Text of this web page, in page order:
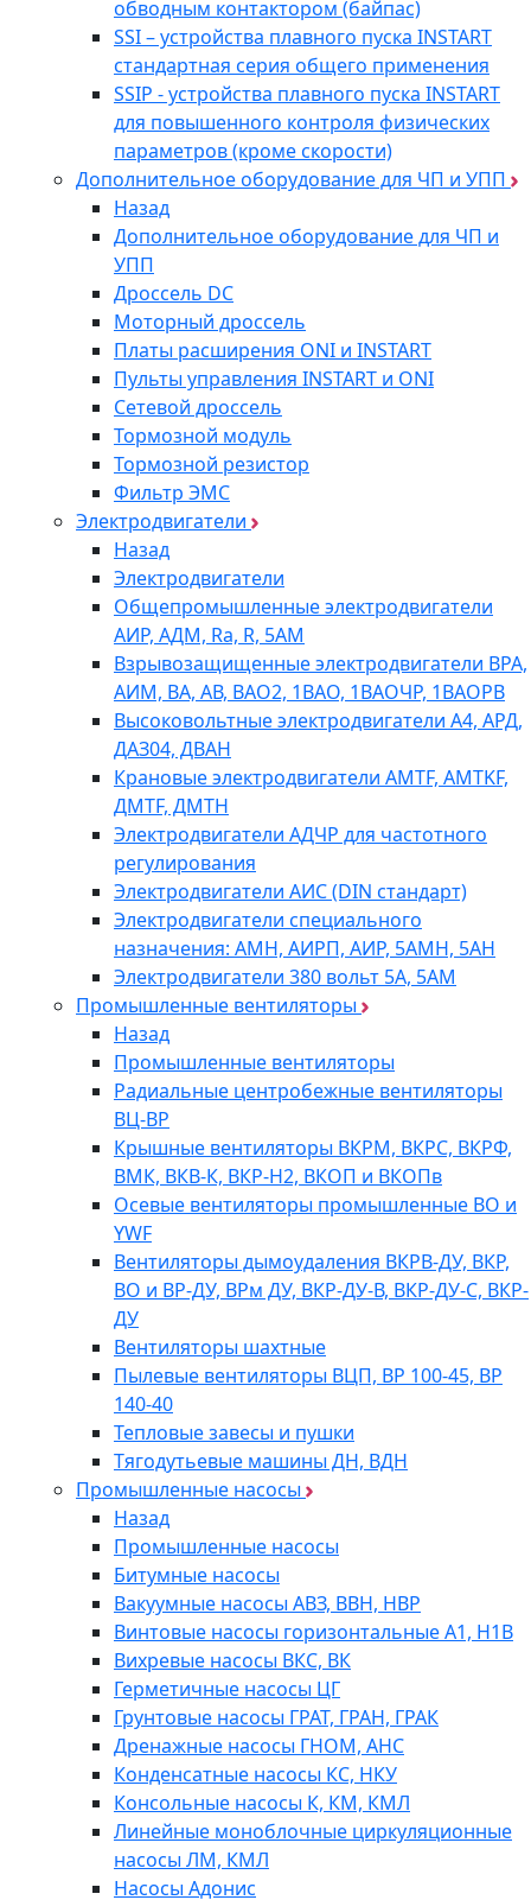
обводным контактором (байпас)
SSI – устройства плавного пуска INSTART
стандартная серия общего применения
SSIP - устройства плавного пуска INSTART
для повышенного контроля физических
параметров (кроме скорости)
Дополнительное оборудование для ЧП и УПП
Назад
Дополнительное оборудование для ЧП и
УПП
Дроссель DC
Моторный дроссель
Платы расширения ONI и INSTART
Пульты управления INSTART и ONI
Сетевой дроссель
Тормозной модуль
Тормозной резистор
Фильтр ЭМС
Электродвигатели
Назад
Электродвигатели
Общепромышленные электродвигатели
АИР, АДМ, Ra, R, 5AM
Взрывозащищенные электродвигатели ВРА,
АИМ, ВА, АВ, ВАO2, 1ВАО, 1ВАОЧР, 1ВАОРВ
Высоковольтные электродвигатели A4, АРД,
ДАЗ04, ДВАН
Крановые электродвигатели AMTF, AMTKF,
ДMTF, ДМТН
Электродвигатели АДЧР для частотного
регулирования
Электродвигатели АИС (DIN стандарт)
Электродвигатели специального
назначения: АМН, АИРП, АИР, 5АМН, 5АН
Электродвигатели 380 вольт 5А, 5АМ
Промышленные вентиляторы
Назад
Промышленные вентиляторы
Радиальные центробежные вентиляторы
ВЦ-ВР
Крышные вентиляторы ВКРМ, ВКРС, ВКРФ,
ВМК, ВКВ-К, ВКР-Н2, ВКОП и ВКОПв
Осевые вентиляторы промышленные ВО и
YWF
Вентиляторы дымоудаления ВКРВ-ДУ, ВКР,
ВО и ВР-ДУ, ВРм ДУ, ВКР-ДУ-В, ВКР-ДУ-С, ВКР-
ДУ
Вентиляторы шахтные
Пылевые вентиляторы ВЦП, ВР 100-45, ВР
140-40
Тепловые завесы и пушки
Тягодутьевые машины ДН, ВДН
Промышленные насосы
Назад
Промышленные насосы
Битумные насосы
Вакуумные насосы АВЗ, ВВН, НВР
Винтовые насосы горизонтальные А1, Н1В
Вихревые насосы ВКС, ВК
Герметичные насосы ЦГ
Грунтовые насосы ГРАТ, ГРАН, ГРАК
Дренажные насосы ГНОМ, АНС
Конденсатные насосы КС, НКУ
Консольные насосы К, КМ, КМЛ
Линейные моноблочные циркуляционные
насосы ЛМ, КМЛ
Насосы Адонис